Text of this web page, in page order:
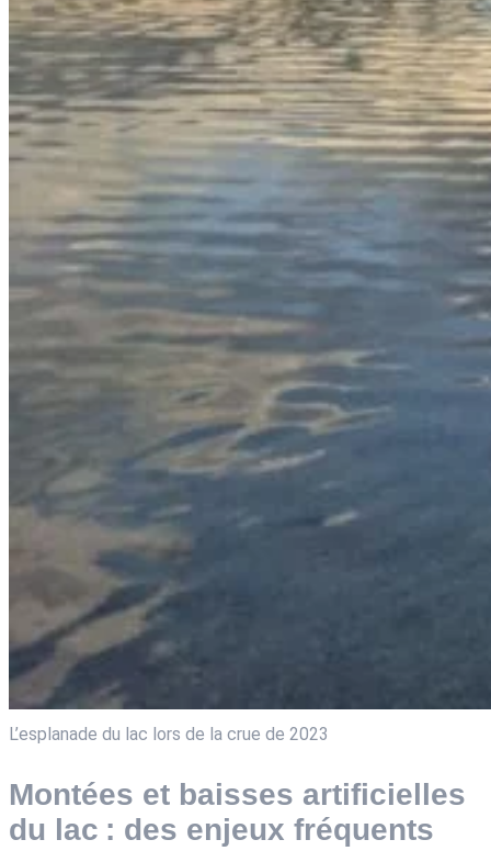
L’esplanade du lac lors de la crue de 2023
Montées et baisses artificielles
du lac : des enjeux fréquents